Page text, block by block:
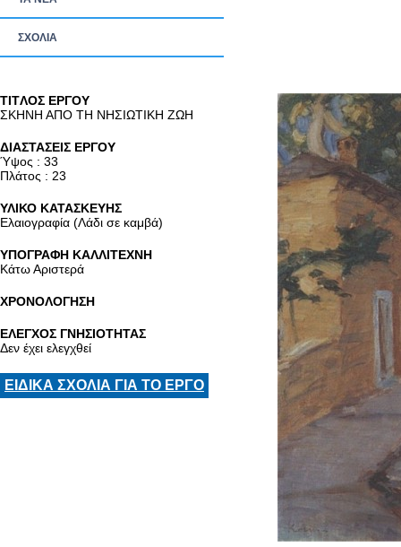
ΣΧΟΛΙΑ
TITΛΟΣ ΕΡΓΟΥ
ΣΚΗΝΗ ΑΠΟ ΤΗ ΝΗΣΙΩΤΙΚΗ ΖΩΗ
ΔΙΑΣΤΑΣΕΙΣ ΕΡΓΟΥ
Ύψος : 33
Πλάτος : 23
ΥΛΙΚΟ ΚΑΤΑΣΚΕΥΗΣ
Ελαιογραφία (Λάδι σε καμβά)
ΥΠΟΓΡΑΦΗ ΚΑΛΛΙΤΕΧΝΗ
Κάτω Αριστερά
ΧΡΟΝΟΛΟΓΗΣΗ
ΕΛΕΓΧΟΣ ΓΝΗΣΙΟΤΗΤΑΣ
Δεν έχει ελεγχθεί
ΕΙΔΙΚΑ ΣΧΟΛΙΑ ΓΙΑ ΤΟ ΕΡΓΟ